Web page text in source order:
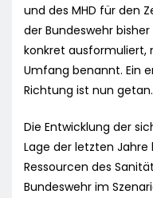
und des MHD für den
der Bundeswehr
konkret ausformuliert,
Umfang benannt. Ein
Richtung ist nun getan.
Die Entwicklung der
Lage der letzten
Ressourcen des
Bundeswehr im